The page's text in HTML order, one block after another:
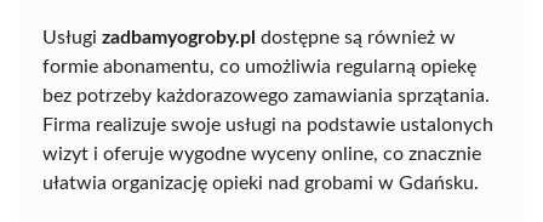
Usługi zadbamyogroby.pl dostępne są również w
formie abonamentu, co umożliwia regularną opiekę
bez potrzeby każdorazowego zamawiania sprzątania.
Firma realizuje swoje usługi na podstawie ustalonych
wizyt i oferuje wygodne wyceny online, co znacznie
ułatwia organizację opieki nad grobami w Gdańsku.